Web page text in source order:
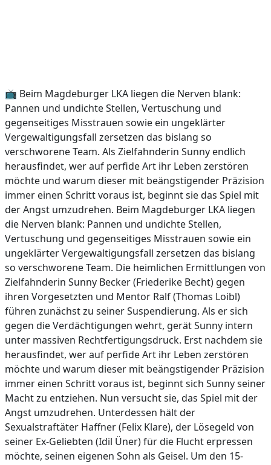
📺 Beim Magdeburger LKA liegen die Nerven blank:
Pannen und undichte Stellen, Vertuschung und
gegenseitiges Misstrauen sowie ein ungeklärter
Vergewaltigungsfall zersetzen das bislang so
verschworene Team. Als Zielfahnderin Sunny endlich
herausfindet, wer auf perfide Art ihr Leben zerstören
möchte und warum dieser mit beängstigender Präzision
immer einen Schritt voraus ist, beginnt sie das Spiel mit
der Angst umzudrehen. Beim Magdeburger LKA liegen
die Nerven blank: Pannen und undichte Stellen,
Vertuschung und gegenseitiges Misstrauen sowie ein
ungeklärter Vergewaltigungsfall zersetzen das bislang
so verschworene Team. Die heimlichen Ermittlungen von
Zielfahnderin Sunny Becker (Friederike Becht) gegen
ihren Vorgesetzten und Mentor Ralf (Thomas Loibl)
führen zunächst zu seiner Suspendierung. Als er sich
gegen die Verdächtigungen wehrt, gerät Sunny intern
unter massiven Rechtfertigungsdruck. Erst nachdem sie
herausfindet, wer auf perfide Art ihr Leben zerstören
möchte und warum dieser mit beängstigender Präzision
immer einen Schritt voraus ist, beginnt sich Sunny seiner
Macht zu entziehen. Nun versucht sie, das Spiel mit der
Angst umzudrehen. Unterdessen hält der
Sexualstraftäter Haffner (Felix Klare), der Lösegeld von
seiner Ex-Geliebten (Idil Üner) für die Flucht erpressen
möchte, seinen eigenen Sohn als Geisel. Um den 15-